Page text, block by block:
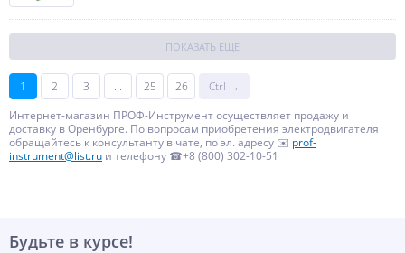
ПОКАЗАТЬ ЕЩЁ
1 2 3 ... 25 26
Ctrl →
Интернет-магазин ПРОФ-Инструмент осуществляет продажу и
доставку в Оренбурге. По вопросам приобретения электродвигателя
обращайтесь к консультанту в чате, по эл. адресу ✉️ prof-
instrument@list.ru и телефону ☎+8 (800) 302-10-51
Будьте в курсе!